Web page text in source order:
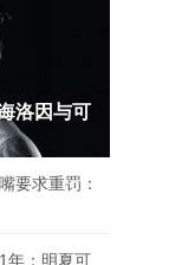
洛因与可
要求重罚：
年：明夏可